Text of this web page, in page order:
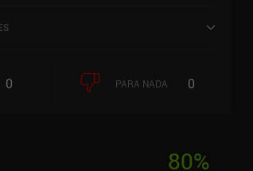
0 PARA NADA 0
80%